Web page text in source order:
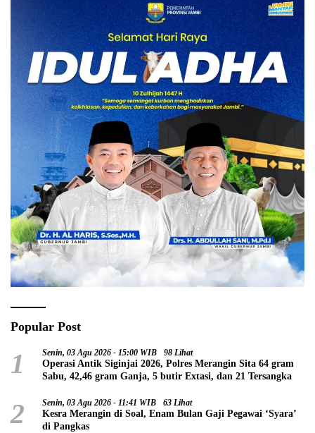
Popular Post
1 Senin, 03 Agu 2026 - 15:00 WIB 98 Lihat
Operasi Antik Siginjai 2026, Polres Merangin Sita 64 gram
Sabu, 42,46 gram Ganja, 5 butir Extasi, dan 21 Tersangka
2 Senin, 03 Agu 2026 - 11:41 WIB 63 Lihat
Kesra Merangin di Soal, Enam Bulan Gaji Pegawai ‘Syara’
di Pangkas